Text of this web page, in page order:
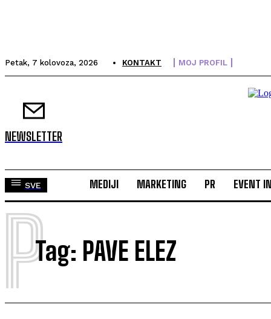
Petak, 7 kolovoza, 2026 KONTAKT MOJ PROFIL
NEWSLETTER
SVE MEDIJI MARKETING PR EVENT
Tag: PAVE ELEZ
P